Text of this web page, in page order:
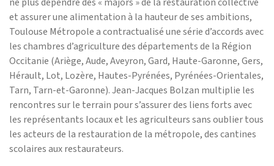
et assurer une alimentation à la hauteur de ses ambitions,
Toulouse Métropole a contractualisé une série d’accords avec
les chambres d’agriculture des départements de la Région
Occitanie (Ariège, Aude, Aveyron, Gard, Haute-Garonne, Gers,
Hérault, Lot, Lozère, Hautes-Pyrénées, Pyrénées-Orientales,
Tarn, Tarn-et-Garonne). Jean-Jacques Bolzan multiplie les
rencontres sur le terrain pour s’assurer des liens forts avec
les représentants locaux et les agriculteurs sans oublier tous
les acteurs de la restauration de la métropole, des cantines
scolaires aux restaurateurs.